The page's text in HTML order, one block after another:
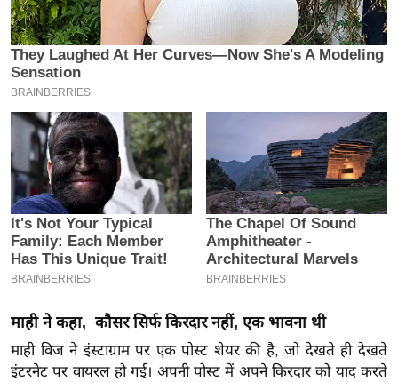
P
L
2
0
6
क्रा
इ
म
ई
-
पे
र
मि
सा
माही ने कहा, कौसर सिर्फ किरदार नहीं, एक भावना थी
माही विज ने इंस्टाग्राम पर एक पोस्ट शेयर की है, जो देखते ही देखते
इंटरनेट पर वायरल हो गई। अपनी पोस्ट में अपने किरदार को याद करते